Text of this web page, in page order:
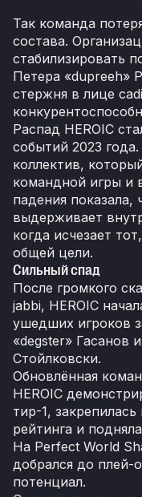
Так команда
состава.
стабилизировать
Петера «dupreeh»
стержня в лице
Распад HEROIC
событий 2023
коллектив,
командной игры и
падения показала,
выдерживает
когда исчезает
общей цели.
Сильный спад
После громкого
jabbi, HEROIC
ушедших игроков
«degster» Гасанов
Стойлковски.
Обновлённая
HEROIC
тир-1,
рейтинга и
На Perfect World
добрался до
потенциал.